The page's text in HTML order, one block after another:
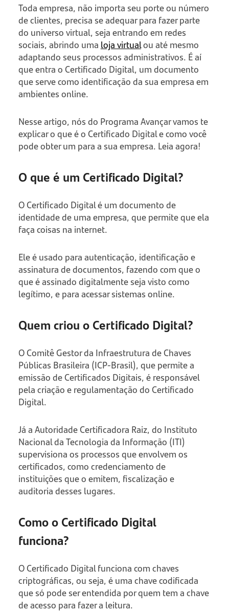
Toda empresa, não importa seu porte ou número
de clientes, precisa se adequar para fazer parte
do universo virtual, seja entrando em redes
sociais, abrindo uma loja virtualou até mesmo
adaptando seus processos administrativos. É aí
que entra o Certificado Digital, um documento
que serve como identificação da sua empresa em
ambientes online.
Nesse artigo, nós do Programa Avançar vamos te
explicar o que é o Certificado Digital e como você
pode obter um para a sua empresa. Leia agora!
O que é um Certificado Digital?
O Certificado Digital é um documento de
identidade de uma empresa, que permite que ela
faça coisas na internet.
Ele é usado para autenticação, identificação e
assinatura de documentos, fazendo com que o
que é assinado digitalmente seja visto como
legítimo, e para acessar sistemas online.
Quem criou o Certificado Digital?
O Comitê Gestor da Infraestrutura de Chaves
Públicas Brasileira (ICP-Brasil), que permite a
emissão de Certificados Digitais, é responsável
pela criação e regulamentação do Certificado
Digital.
Já a Autoridade Certificadora Raiz, do Instituto
Nacional da Tecnologia da Informação (ITI)
supervisiona os processos que envolvem os
certificados, como credenciamento de
instituições que o emitem, fiscalização e
auditoria desses lugares.
Como o Certificado Digital
funciona?
O Certificado Digital funciona com chaves
criptográficas, ou seja, é uma chave codificada
que só pode ser entendida por quem tem a chave
de acesso para fazer a leitura.